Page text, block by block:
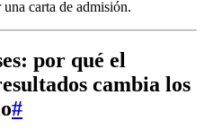
carta de admisión.
por qué el
cambia los
#